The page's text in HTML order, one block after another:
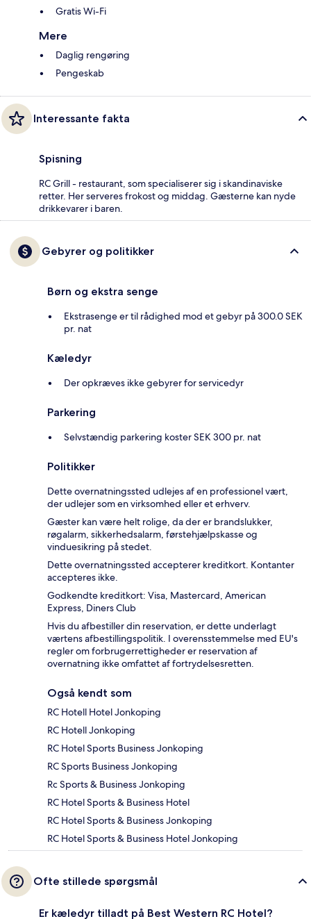
Gratis Wi-Fi
Mere
Daglig rengøring
Pengeskab
Interessante fakta
Spisning
RC Grill - restaurant, som specialiserer sig i skandinaviske
retter. Her serveres frokost og middag. Gæsterne kan nyde
drikkevarer i baren.
Gebyrer og politikker
Børn og ekstra senge
Ekstrasenge er til rådighed mod et gebyr på 300.0 SEK
pr. nat
Kæledyr
Der opkræves ikke gebyrer for servicedyr
Parkering
Selvstændig parkering koster SEK 300 pr. nat
Politikker
Dette overnatningssted udlejes af en professionel vært,
der udlejer som en virksomhed eller et erhverv.
Gæster kan være helt rolige, da der er brandslukker,
røgalarm, sikkerhedsalarm, førstehjælpskasse og
vinduesikring på stedet.
Dette overnatningssted accepterer kreditkort. Kontanter
accepteres ikke.
Godkendte kreditkort: Visa, Mastercard, American
Express, Diners Club
Hvis du afbestiller din reservation, er dette underlagt
værtens afbestillingspolitik. I overensstemmelse med EU's
regler om forbrugerrettigheder er reservation af
overnatning ikke omfattet af fortrydelsesretten.
Også kendt som
RC Hotell Hotel Jonkoping
RC Hotell Jonkoping
RC Hotel Sports Business Jonkoping
RC Sports Business Jonkoping
Rc Sports & Business Jonkoping
RC Hotel Sports & Business Hotel
RC Hotel Sports & Business Jonkoping
RC Hotel Sports & Business Hotel Jonkoping
Ofte stillede spørgsmål
Er kæledyr tilladt på Best Western RC Hotel?